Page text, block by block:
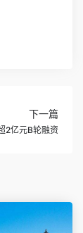
下一篇
2亿元B轮融资